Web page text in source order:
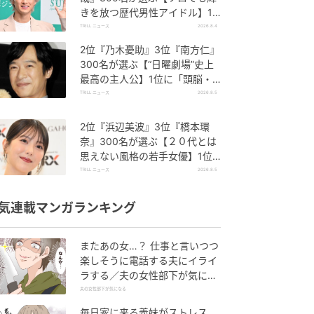
きを放つ歴代男性アイドル】1
位に「圧倒的にキラキラしてい
TRILL ニュース 2026.8.4
2位『乃木憂助』3位『南方仁』
300名が選ぶ【“日曜劇場”史上
最高の主人公】1位に「頭脳・
度胸・執念のバランスが絶妙」
TRILL ニュース 2026.8.5
2位『浜辺美波』3位『橋本環
奈』300名が選ぶ【２０代とは
思えない風格の若手女優】1位
に「唯一無二の空気感」「年齢
TRILL ニュース 2026.8.5
連載マンガランキング
またあの女…？ 仕事と言いつつ
楽しそうに電話する夫にイライ
ラする／夫の女性部下が気にな
る（1）【夫婦の危機 まんが】
夫の女性部下が気になる